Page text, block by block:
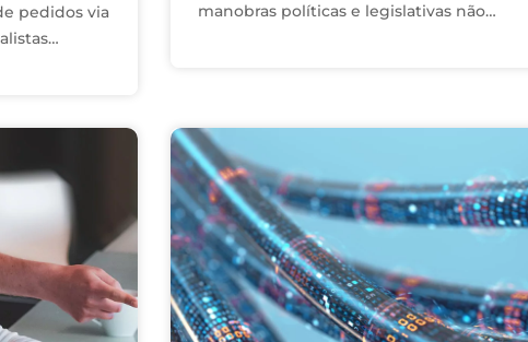
pedidos via
manobras políticas e legislativas não